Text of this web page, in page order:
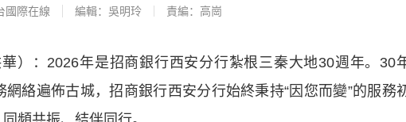
國際在線 編輯：吳明玲 責編：高崗
：2026年是招商銀行西安分行紮根三秦大地30週年。30
絡遍佈古城，招商銀行西安分行始終秉持“因您而變”的服務